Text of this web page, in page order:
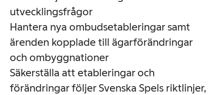
utvecklingsfrågor
Hantera nya ombudsetableringar samt
ärenden kopplade till ägarförändringar
och ombyggnationer
Säkerställa att etableringar och
förändringar följer Svenska Spels riktlinjer,